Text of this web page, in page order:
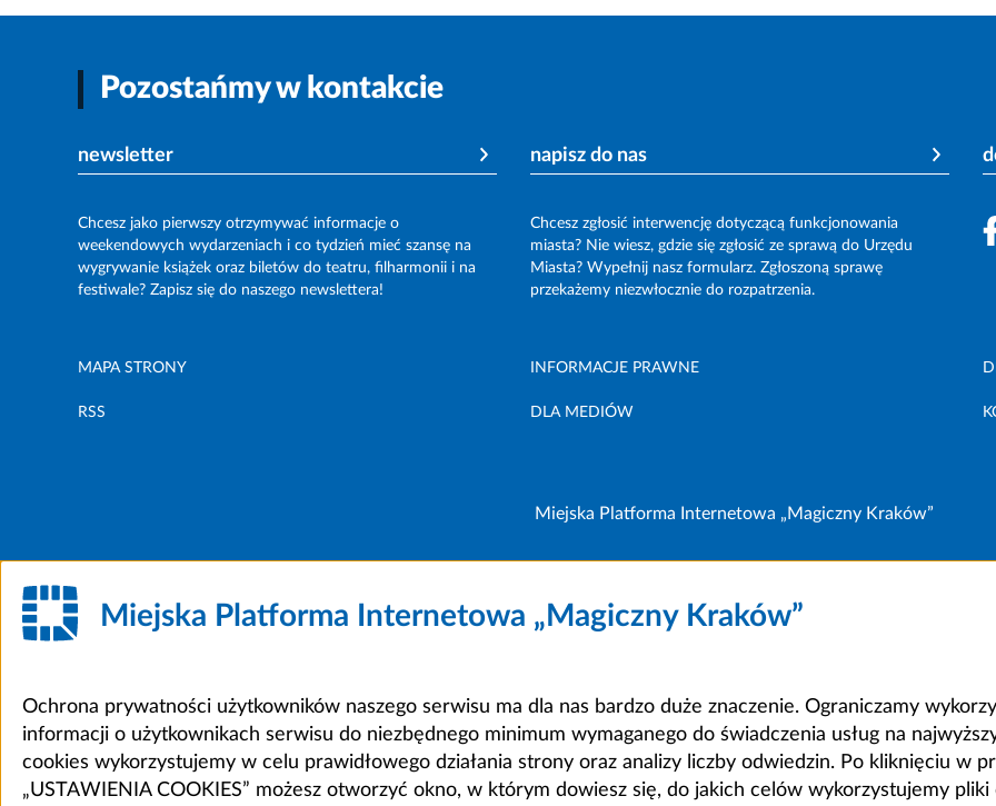
Pozostańmy w kontakcie
newsletter
Chcesz jako pierwszy otrzymywać informacje o
weekendowych wydarzeniach i co tydzień mieć szansę na
wygrywanie książek oraz biletów do teatru, filharmonii i na
festiwale? Zapisz się do naszego newslettera!
napisz do nas
Chcesz zgłosić interwencję dotyczącą funkcjonowania
miasta? Nie wiesz, gdzie się zgłosić ze sprawą do Urzędu
Miasta? Wypełnij nasz formularz. Zgłoszoną sprawę
przekażemy niezwłocznie do rozpatrzenia.
MAPA STRONY INFORMACJE PRAWNE
RSS DLA MEDIÓW
Miejska Platforma Internetowa „Magiczny Kraków”
Miejska Platforma Internetowa „Magiczny Kraków”
Ochrona prywatności użytkowników naszego serwisu ma dla nas bardzo duże znaczenie. Ograniczamy
informacji o użytkownikach serwisu do niezbędnego minimum wymaganego do świadczenia usług na
cookies wykorzystujemy w celu prawidłowego działania strony oraz analizy liczby odwiedzin. Po kliknięciu w
„USTAWIENIA COOKIES” możesz otworzyć okno, w którym dowiesz się, do jakich celów wykorzystujemy pliki